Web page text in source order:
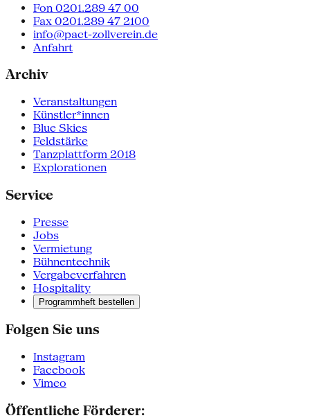
Fon 0201.289 47 00
Fax 0201.289 47 2100
info@pact-zollverein.de
Anfahrt
Archiv
Veranstaltungen
Künstler*innen
Blue Skies
Feldstärke
Tanzplattform 2018
Explorationen
Service
Presse
Jobs
Vermietung
Bühnentechnik
Vergabeverfahren
Hospitality
Programmheft bestellen
Folgen Sie uns
Instagram
Facebook
Vimeo
Öffentliche Förderer: